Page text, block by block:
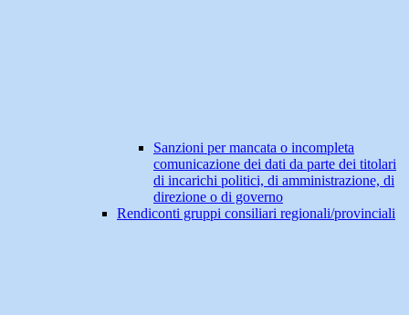
Sanzioni per mancata o incompleta
comunicazione dei dati da parte dei titolari
di incarichi politici, di amministrazione, di
direzione o di governo
Rendiconti gruppi consiliari regionali/provinciali